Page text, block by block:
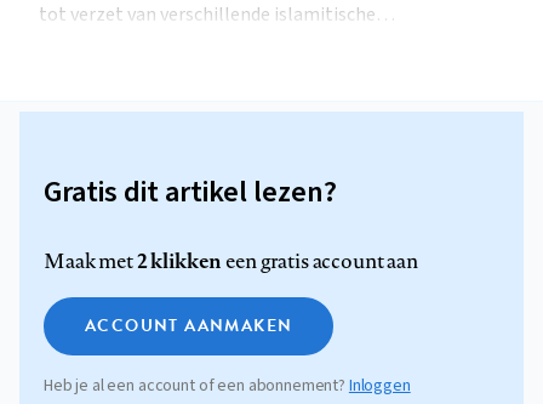
tot verzet van verschillende islamitische…
Gratis dit artikel lezen?
Maak met2 klikkeneen gratis account aan
ACCOUNT AANMAKEN
Heb je al een account of een abonnement? Inloggen